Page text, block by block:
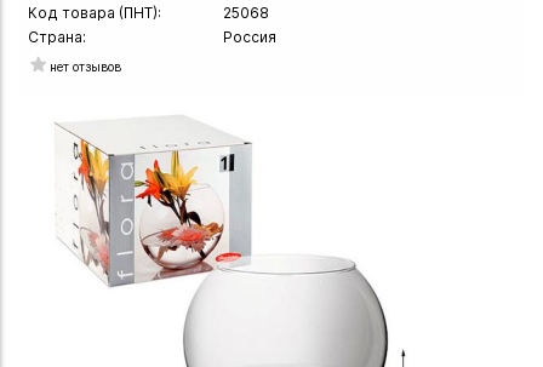
Код товара (ПНТ):
25068
Страна:
Россия
нет отзывов